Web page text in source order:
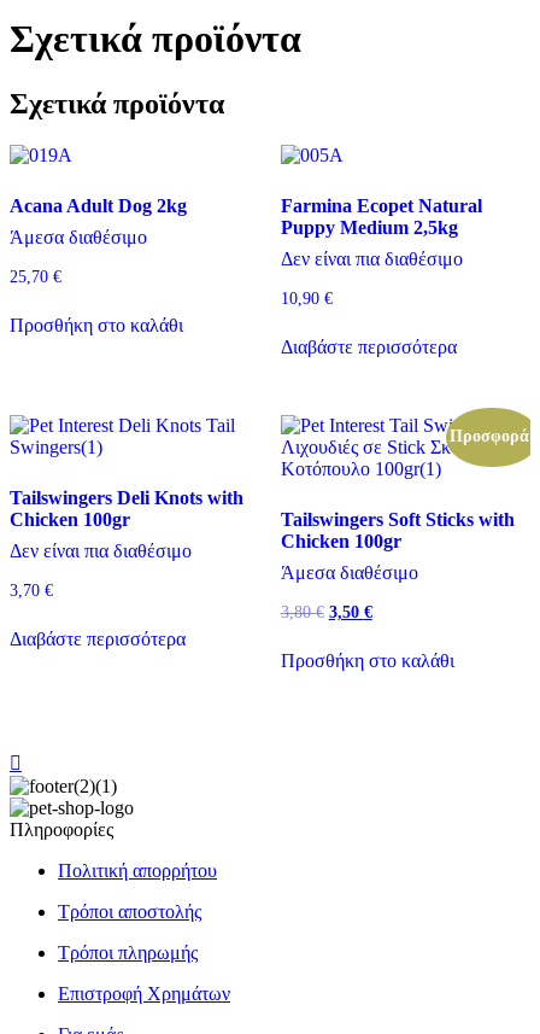
Σχετικά προϊόντα
Σχετικά προϊόντα
Acana Adult Dog 2kg
Άμεσα διαθέσιμο
25,70 €
Προσθήκη στο καλάθι
Farmina Ecopet Natural
Puppy Medium 2,5kg
Δεν είναι πια διαθέσιμο
10,90 €
Διαβάστε περισσότερα
Tailswingers Deli Knots with
Chicken 100gr
Δεν είναι πια διαθέσιμο
3,70 €
Διαβάστε περισσότερα
Προσφορά!
Tailswingers Soft Sticks with
Chicken 100gr
Άμεσα διαθέσιμο
3,80€ Original
was:
3,80 €.
3,50 €Η
είναι:
Προσθήκη στο καλάθι
Πληροφορίες
Πολιτική απορρήτου
Τρόποι αποστολής
Τρόποι πληρωμής
Επιστροφή Χρημάτων